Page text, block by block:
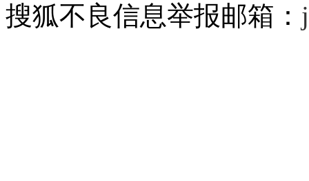
搜狐不良信息举报邮箱：